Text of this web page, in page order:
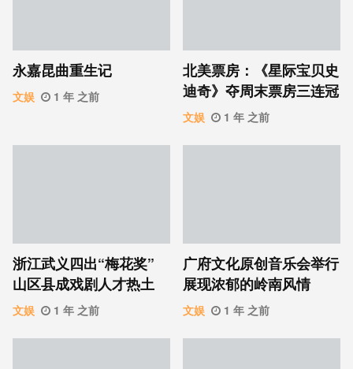
永嘉昆曲重生记
文娱 1 年 之前
北美票房：《星际宝贝史
迪奇》夺周末票房三连冠
文娱 1 年 之前
浙江武义四出“梅花奖”
山区县成戏剧人才热土
文娱 1 年 之前
广府文化原创音乐会举行
展现浓郁的岭南风情
文娱 1 年 之前